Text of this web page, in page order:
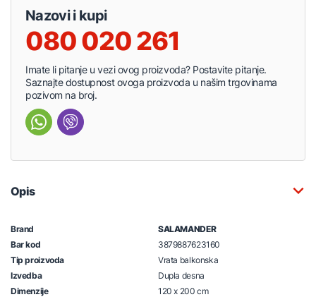
Nazovi i kupi
080 020 261
Imate li pitanje u vezi ovog proizvoda? Postavite pitanje.
Saznajte dostupnost ovoga proizvoda u našim trgovinama
pozivom na broj.
Opis
Brand
SALAMANDER
Bar kod
3879887623160
Tip proizvoda
Vrata balkonska
Izvedba
Dupla desna
Dimenzije
120 x 200 cm